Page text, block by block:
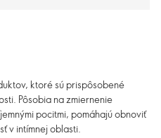
ktoré sú prispôsobené
Pôsobia na zmiernenie
pocitmi, pomáhajú obnoviť
v intímnej oblasti.